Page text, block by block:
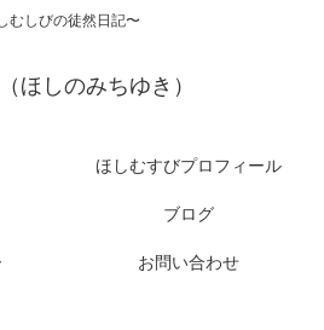
むしびの徒然日記〜
ほしのみちゆき）
ほしむすびプロフィール
ブログ
お問い合わせ